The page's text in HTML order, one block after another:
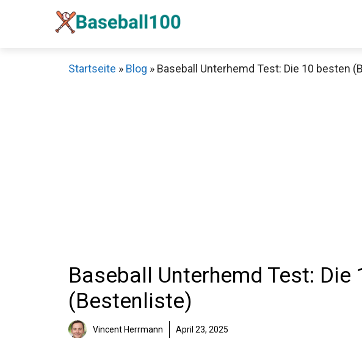
Startseite » Blog » Baseball Unterhemd Test: Die 10 besten
Baseball Unterhemd Test: Die
(Bestenliste)
Vincent Herrmann April 23, 2025
Schaue dir jetzt die